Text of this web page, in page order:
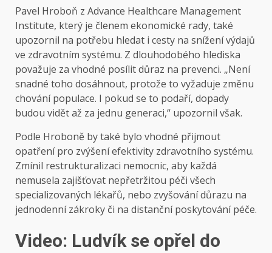
Pavel Hroboň z Advance Healthcare Management
Institute, který je členem ekonomické rady, také
upozornil na potřebu hledat i cesty na snížení výdajů
ve zdravotním systému. Z dlouhodobého hlediska
považuje za vhodné posílit důraz na prevenci. „Není
snadné toho dosáhnout, protože to vyžaduje změnu
chování populace. I pokud se to podaří, dopady
budou vidět až za jednu generaci,“ upozornil však.
Podle Hroboně by také bylo vhodné přijmout
opatření pro zvýšení efektivity zdravotního systému.
Zmínil restrukturalizaci nemocnic, aby každá
nemusela zajišťovat nepřetržitou péči všech
specializovaných lékařů, nebo zvyšování důrazu na
jednodenní zákroky či na distanční poskytování péče.
Video: Ludvík se opřel do